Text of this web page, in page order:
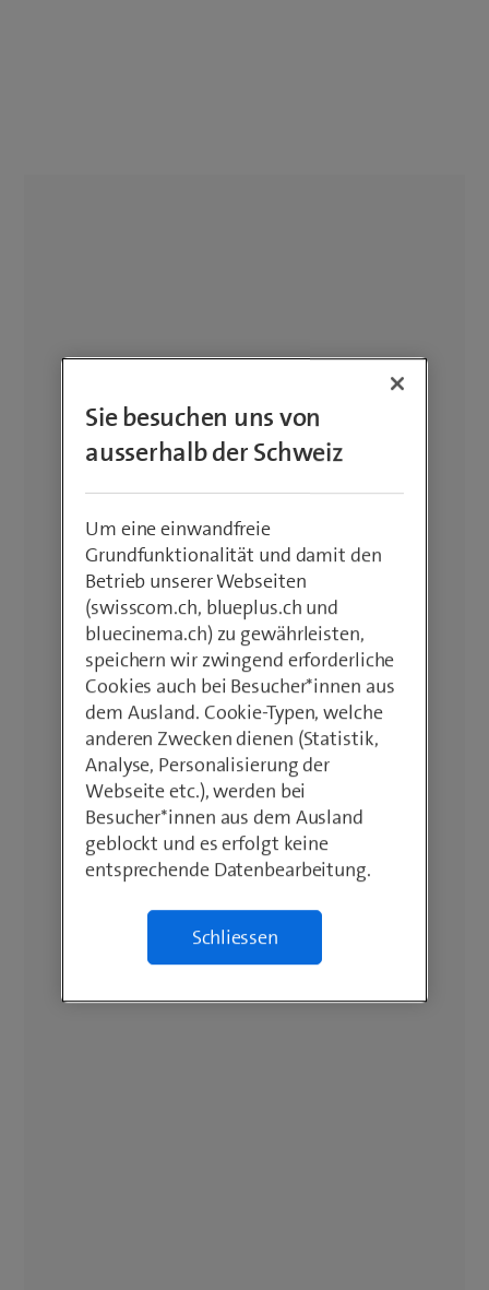
Sie besuchen uns von
ausserhalb der Schweiz
Um eine einwandfreie
Grundfunktionalität und damit den
Betrieb unserer Webseiten
(swisscom.ch, blueplus.ch und
bluecinema.ch) zu gewährleisten,
speichern wir zwingend erforderliche
Cookies auch bei Besucher*innen aus
dem Ausland. Cookie-Typen, welche
anderen Zwecken dienen (Statistik,
Analyse, Personalisierung der
Webseite etc.), werden bei
Besucher*innen aus dem Ausland
geblockt und es erfolgt keine
entsprechende Datenbearbeitung.
Schliessen